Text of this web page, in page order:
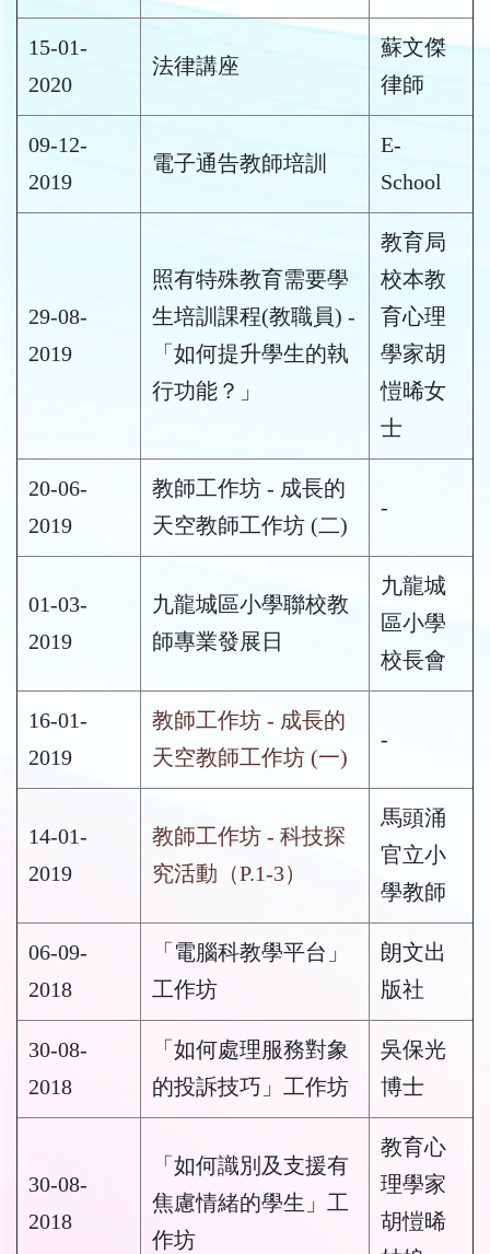
15-01-
2020
法律講座
蘇文傑
律師
09-12-
2019
電子通告教師培訓
E-
School
29-08-
2019
照有特殊教育需要學
生培訓課程(教職員) -
「如何提升學生的執
行功能？」
教育局
校本教
育心理
學家胡
愷晞女
士
20-06-
2019
教師工作坊 - 成長的
天空教師工作坊 (二)
-
01-03-
2019
九龍城區小學聯校教
師專業發展日
九龍城
區小學
校長會
16-01-
2019
教師工作坊 - 成長的
天空教師工作坊 (一)
-
14-01-
2019
教師工作坊 - 科技探
究活動（P.1-3）
馬頭涌
官立小
學教師
06-09-
2018
「電腦科教學平台」
工作坊
朗文出
版社
30-08-
2018
「如何處理服務對象
的投訴技巧」工作坊
吳保光
博士
30-08-
2018
「如何識別及支援有
焦慮情緒的學生」工
作坊
教育心
理學家
胡愷晞